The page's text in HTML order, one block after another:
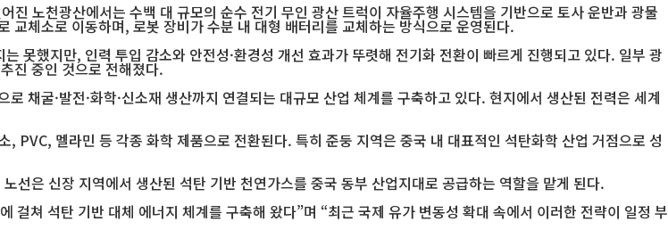
노천광산에서는 수백 대 규모의 순수 전기 무인 광산 트럭이 자율주행 시스템을 기반으로 토사 운반과 광물
체소로 이동하며, 로봇 장비가 수분 내 대형 배터리를 교체하는 방식으로 운영된다.
못했지만, 인력 투입 감소와 안전성·환경성 개선 효과가 뚜렷해 전기화 전환이 빠르게 진행되고 있다. 일부 광
진 중인 것으로 전해졌다.
채굴·발전·화학·신소재 생산까지 연결되는 대규모 산업 체계를 구축하고 있다. 현지에서 생산된 전력은 세계
PVC, 멜라민 등 각종 화학 제품으로 전환된다. 특히 준둥 지역은 중국 내 대표적인 석탄화학 산업 거점으로 성
선은 신장 지역에서 생산된 석탄 기반 천연가스를 중국 동부 산업지대로 공급하는 역할을 맡게 된다.
쳐 석탄 기반 대체 에너지 체계를 구축해 왔다”며 “최근 국제 유가 변동성 확대 속에서 이러한 전략이 일정 부